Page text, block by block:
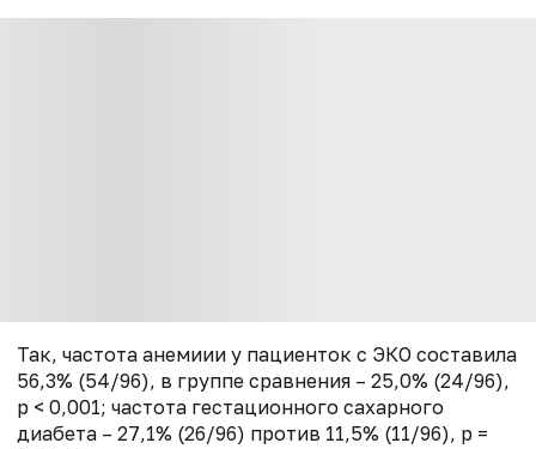
Так, частота анемиии у пациенток с ЭКО составила
56,3% (54/96), в группе сравнения – 25,0% (24/96),
p < 0,001; частота гестационного сахарного
диабета – 27,1% (26/96) против 11,5% (11/96), p =